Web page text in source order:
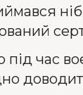
час